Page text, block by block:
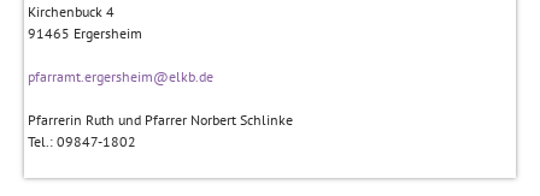
Kirchenbuck 4
91465 Ergersheim
pfarramt.ergersheim@elkb.de
Pfarrerin Ruth und Pfarrer Norbert Schlinke
Tel.: 09847-1802